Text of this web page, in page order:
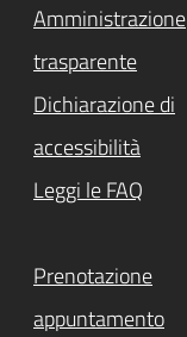
Amministrazione
trasparente
Dichiarazione di
accessibilità
Leggi le FAQ
Prenotazione
appuntamento